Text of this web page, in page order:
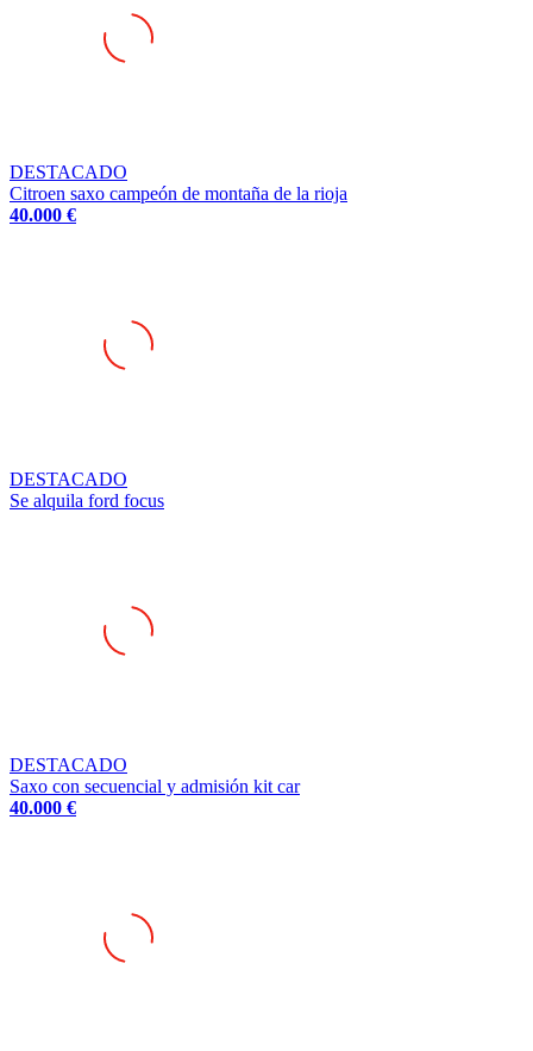
DESTACADO
Citroen saxo campeón de montaña de la rioja
40.000 €
DESTACADO
Se alquila ford focus
DESTACADO
Saxo con secuencial y admisión kit car
40.000 €